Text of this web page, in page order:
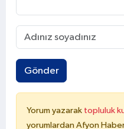
Gönder
Yorum yazarak topluluk
yorumlardan Afyon